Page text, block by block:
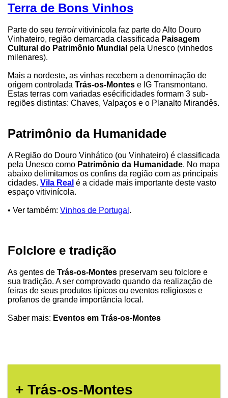
Terra de Bons Vinhos
Parte do seu terroirvitivinícola faz parte do Alto Douro
Vinhateiro, região demarcada classificada Paisagem
Cultural do Patrimônio Mundial pela Unesco (vinhedos
milenares).
Mais a nordeste, as vinhas recebem a denominação de
origem controlada Trás-os-Montes e IG Transmontano.
Estas terras com variadas esécificidades formam 3 sub-
regiões distintas: Chaves, Valpaços e o Planalto Mirandês.
Patrimônio da Humanidade
A Região do Douro Vinhático (ou Vinhateiro) é classificada
pela Unesco como Patrimônio da Humanidade. No mapa
abaixo delimitamos os confins da região com as principais
cidades. Vila Real é a cidade mais importante deste vasto
espaço vitivinícola.
• Ver também: Vinhos de Portugal .
Folclore e tradição
As gentes de Trás-os-Montes preservam seu folclore e
sua tradição. A ser comprovado quando da realização de
feiras de seus produtos típicos ou eventos religiosos e
profanos de grande importância local.
Saber mais: Eventos em Trás-os-Montes
+ Trás-os-Montes